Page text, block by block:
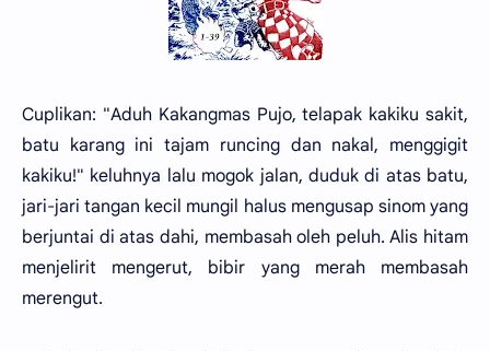
Cuplikan: "Aduh Kakangmas Pujo, telapak kakiku sakit,
batu karang ini tajam runcing dan nakal, menggigit
kakiku!" keluhnya lalu mogok jalan, duduk di atas batu,
jari-jari tangan kecil mungil halus mengusap sinom yang
berjuntai di atas dahi, membasah oleh peluh. Alis hitam
menjelirit mengerut, bibir yang merah membasah
merengut.